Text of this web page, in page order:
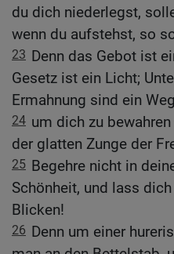
du dich niederlegst,
wenn du aufstehst, so
23 Denn das Gebot ist
Gesetz ist ein Licht;
Ermahnung sind ein
24 um dich zu
der glatten Zunge der
25 Begehre nicht in
Schönheit, und lass
Blicken!
26 Denn um einer